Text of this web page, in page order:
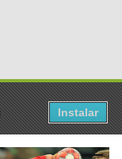
Instalar